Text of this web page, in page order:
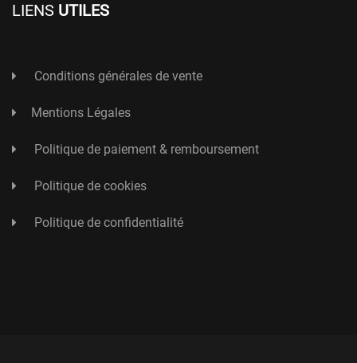
LIENS UTILES
Conditions générales de vente
Mentions Légales
Politique de paiement & remboursement
Politique de cookies
Politique de confidentialité